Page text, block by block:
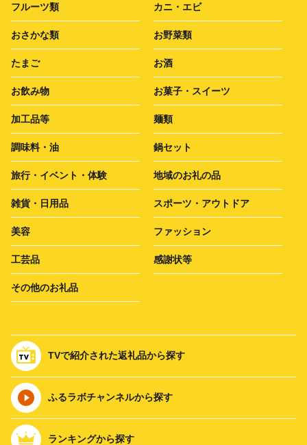
フルーツ類 カニ・エビ
おさかな類 お野菜類
たまご お酒
お飲み物 お菓子・スイーツ
加工品等 麺類
調味料・油 鍋セット
旅行・イベント・体験 地域のお礼の品
雑貨・日用品 スポーツ・アウトドア
美容 ファッション
工芸品 感謝状等
その他のお礼品
TVで紹介された返礼品から探す
ふるラボチャンネルから探す
ランキングから探す